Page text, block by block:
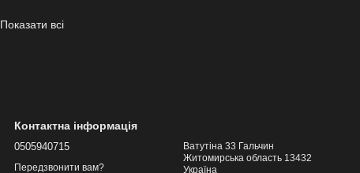
Показати всі
Контактна інформація
0505940715
Передзвонити вам?
Ватутіна 33 Гальчин
Житомирська область 13432
Україна